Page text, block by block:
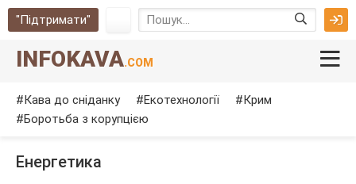
"Підтримати"
INFOKAVA.COM
Кава до сніданку Екотехнології
Крим
Боротьба з корупцією
Енергетика